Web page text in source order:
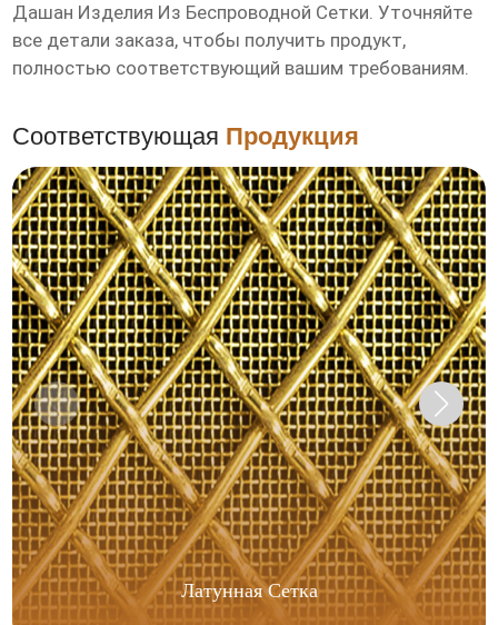
Дашан Изделия Из Беспроводной Сетки. Уточняйте
все детали заказа, чтобы получить продукт,
полностью соответствующий вашим требованиям.
Соответствующая Продукция
Латунная Сетка